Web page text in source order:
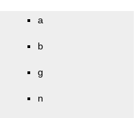
a
b
g
n